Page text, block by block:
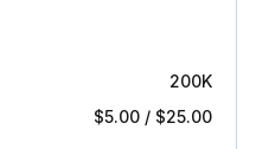
200K
$5.00 / $25.00